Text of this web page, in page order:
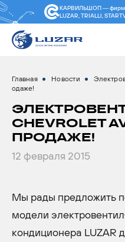
КАРВИЛЬШОП —
LUZAR, TRIALLI,
Главная Новости
одаже!
CHEVROLET
ПРОДАЖЕ!
12 февраля 2015
Мы рады предложить
модели
кондиционера LUZAR